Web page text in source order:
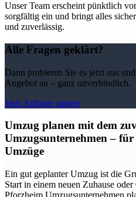
Unser Team erscheint pünktlich
sorgfältig ein und bringt alles
und zuverlässig.
Alle Fragen geklärt?
Dann probieren Sie es jetzt aus
Angebot an – ganz unverbindlich.
Jetzt Anfrage starten
Umzug planen mit dem
Umzugsunternehmen –
Umzüge
Ein gut geplanter Umzug ist die
Start in einem neuen Zuhause
Pforzheim Umzugsunternehmen